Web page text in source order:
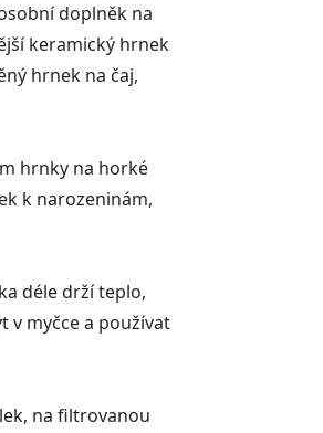
doplněk na
keramický hrnek
hrnek na čaj,
hrnky na horké
k narozeninám,
déle drží teplo,
v myčce a používat
na filtrovanou